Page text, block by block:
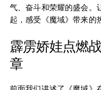
气、奋斗和荣耀的盛会。
起，感受《魔域》带来的
霹雳娇娃点燃
章